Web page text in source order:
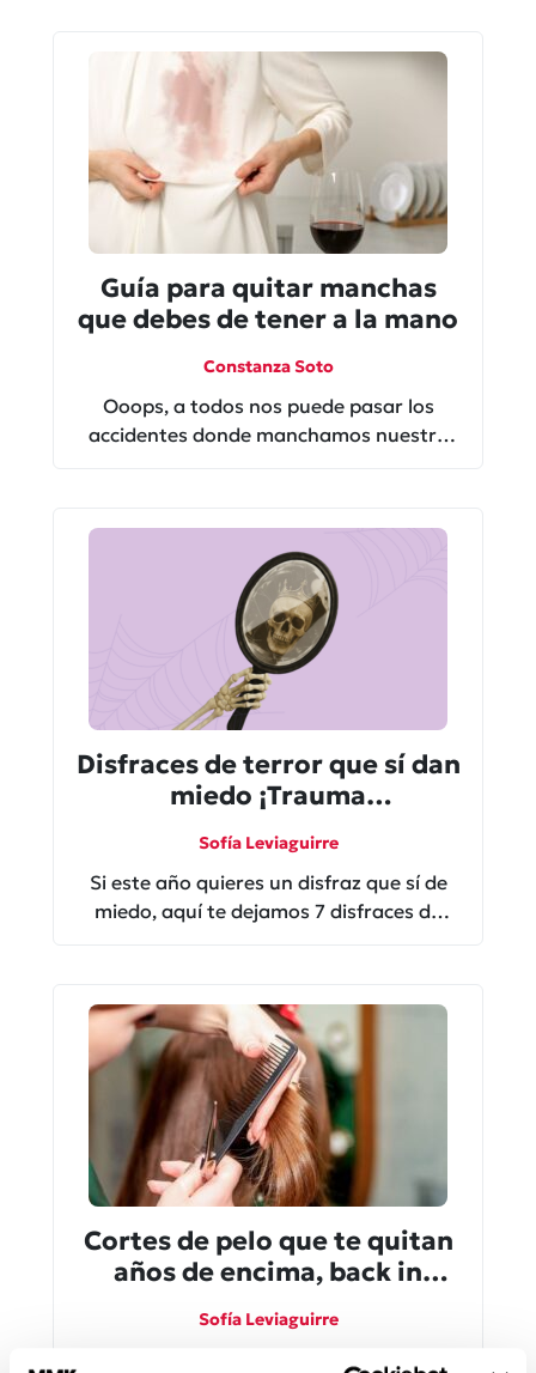
Guía para quitar manchas
que debes de tener a la mano
Constanza Soto
Ooops, a todos nos puede pasar los
accidentes donde manchamos nuestra
soluciones.
Disfraces de terror que sí dan
miedo ¡Trauma
Sofía Leviaguirre
Si este año quieres un disfraz que sí de
miedo, aquí te dejamos 7 disfraces de
Cortes de pelo que te quitan
años de encima, back in
Sofía Leviaguirre